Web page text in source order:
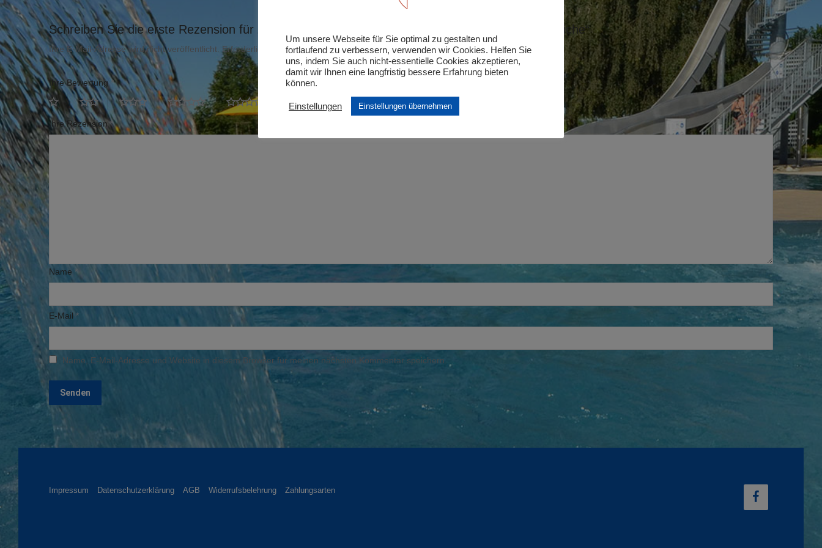
Schreiben Sie die erste Rezension für „Familien-Einzeleintritt (2 Elternteile) incl. Kinder/Jugendliche“
Ihre E-Mail-Adresse wird nicht veröffentlicht. Erforderliche Felder sind mit*markiert
Ihre Bewertung *
Ihre Rezension*
Name *
E-Mail *
Name, E-Mail-Adresse und Website in diesem Browser für meinen nächsten Kommentar speichern.
Impressum Datenschutzerklärung AGB Widerrufsbelehrung Zahlungsarten
Um unsere Webseite für Sie optimal zu gestalten und
fortlaufend zu verbessern, verwenden wir Cookies. Helfen Sie
uns, indem Sie auch nicht-essentielle Cookies akzeptieren,
damit wir Ihnen eine langfristig bessere Erfahrung bieten
können.
Einstellungen Einstellungen übernehmen